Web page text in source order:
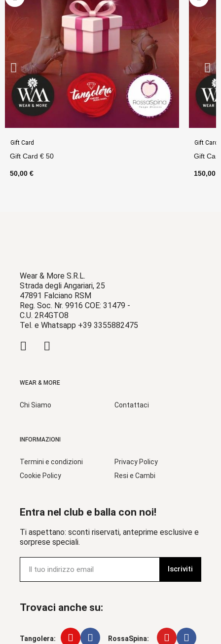
Gift Card
Gift Card € 50
50,00 €
Gift Card
Gift
150,00
Wear & More S.R.L.
Strada degli Angariari, 25
47891 Falciano RSM
Reg. Soc. Nr. 9916 COE: 31479 -
C.U. 2R4GTO8
Tel. e Whatsapp +39 3355882475
WEAR & MORE
Chi Siamo Contattaci
INFORMAZIONI
Termini e condizioni
Cookie Policy
Privacy Policy
Resi e Cambi
Entra nel club e balla con noi!
Ti aspettano: sconti riservati, anteprime esclusive e
sorprese speciali.
Iscriviti
Trovaci anche su:
Tangolera: RossaSpina: